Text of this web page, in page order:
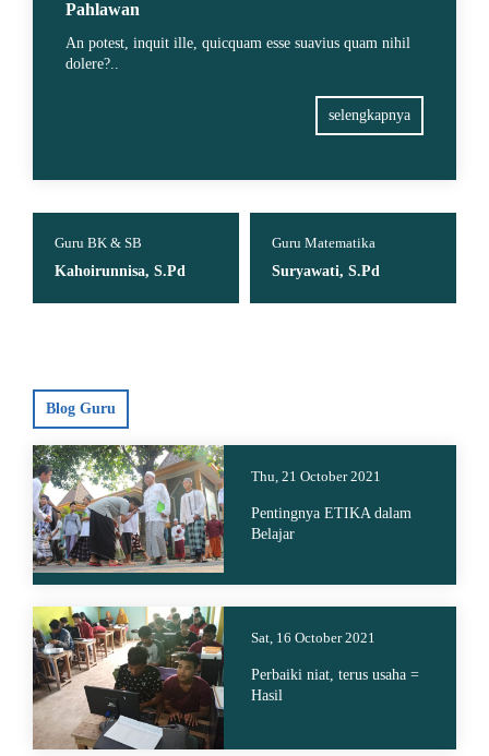
Pahlawan
An potest, inquit ille, quicquam esse suavius quam nihil
dolere?..
selengkapnya
Guru BK & SB
Kahoirunnisa, S.Pd
Guru Matematika
Suryawati, S.Pd
Blog Guru
Thu, 21 October 2021
Pentingnya ETIKA dalam
Belajar
Sat, 16 October 2021
Perbaiki niat, terus usaha =
Hasil